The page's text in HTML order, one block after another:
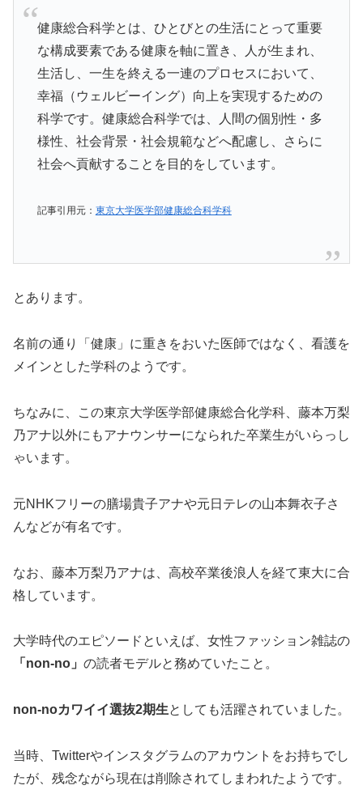
健康総合科学とは、ひとびとの生活にとって重要
な構成要素である健康を軸に置き、人が生まれ、
生活し、一生を終える一連のプロセスにおいて、
幸福（ウェルビーイング）向上を実現するための
科学です。健康総合科学では、人間の個別性・多
様性、社会背景・社会規範などへ配慮し、さらに
社会へ貢献することを目的をしています。
記事引用元： 東京大学医学部健康総合科学科
とあります。
名前の通り「健康」に重きをおいた医師ではなく、看護を
メインとした学科のようです。
ちなみに、この東京大学医学部健康総合化学科、藤本万梨
乃アナ以外にもアナウンサーになられた卒業生がいらっし
ゃいます。
元NHKフリーの膳場貴子アナや元日テレの山本舞衣子さ
んなどが有名です。
なお、藤本万梨乃アナは、高校卒業後浪人を経て東大に合
格しています。
大学時代のエピソードといえば、女性ファッション雑誌の
「non-no」 の読者モデルと務めていたこと。
non-noカワイイ選抜2期生としても活躍されていました。
当時、Twitterやインスタグラムのアカウントをお持ちでし
たが、残念ながら現在は削除されてしまわれたようです。